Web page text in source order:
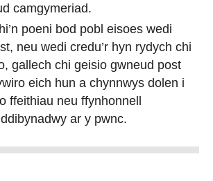
camgymeriad.
poeni bod pobl eisoes wedi
neu wedi credu’r hyn rydych chi
gallech chi geisio gwneud post
eich hun a chynnwys dolen i
ffeithiau neu ffynhonnell
ar y pwnc.